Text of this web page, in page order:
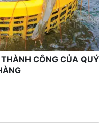
CÔNG CỦA QUÝ